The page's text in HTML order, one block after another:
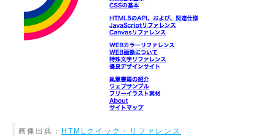
画像出典： HTMLクイック・リファレンス